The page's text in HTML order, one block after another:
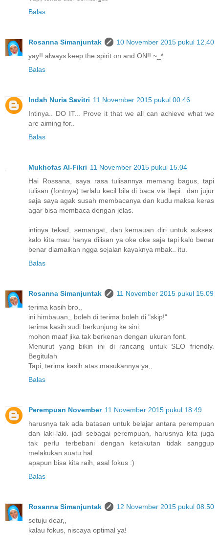
Balas
Rosanna Simanjuntak
10 November 2015 pukul 12.40
yay!! always keep the spirit on and ON!! ~_*
Balas
Indah Nuria Savitri 11 November 2015 pukul 00.46
Intinya.. DO IT... Prove it that we all can achieve what we
are aiming for..
Balas
Mukhofas Al-Fikri 11 November 2015 pukul 15.04
Hai Rossana, saya rasa tulisannya memang bagus, tapi
tulisan (fontnya) terlalu kecil bila di baca via llepi.. dan jujur
saja saya agak susah membacanya dan kudu maksa keras
agar bisa membaca dengan jelas.
intinya tekad, semangat, dan kemauan diri untuk sukses.
kalo kita mau hanya dilisan ya oke oke saja tapi kalo benar
benar diamalkan ngga sejalan kayaknya mbak.. itu.
Balas
Rosanna Simanjuntak
11 November 2015 pukul 15.09
terima kasih bro,,
ini himbauan,, boleh di terima boleh di "skip!"
terima kasih sudi berkunjung ke sini.
mohon maaf jika tak berkenan dengan ukuran font.
Menurut yang bikin ini di rancang untuk SEO friendly.
Begitulah
Tapi, terima kasih atas masukannya ya,,
Balas
Perempuan November 11 November 2015 pukul 18.49
harusnya tak ada batasan untuk belajar antara perempuan
dan laki-laki. jadi sebagai perempuan, harusnya kita juga
tak perlu terbebani dengan ketakutan tidak sanggup
melakukan suatu hal.
apapun bisa kita raih, asal fokus :)
Balas
Rosanna Simanjuntak
12 November 2015 pukul 08.50
setuju dear,,
kalau fokus, niscaya optimal ya!